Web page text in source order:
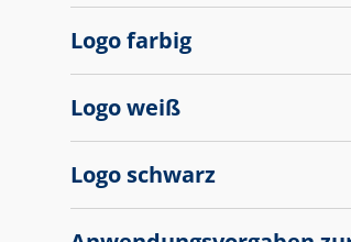
Logo farbig
Logo weiß
Logo schwarz